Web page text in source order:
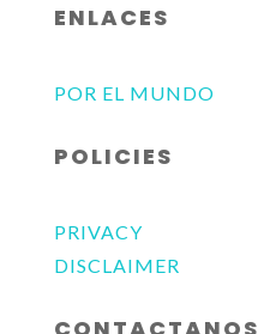
ENLACES
POR EL MUNDO
POLICIES
PRIVACY
DISCLAIMER